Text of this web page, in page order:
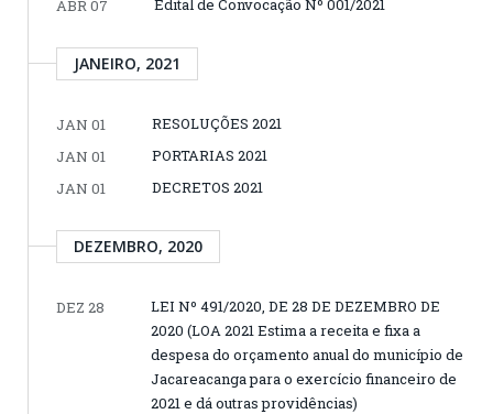
ABR 07 Edital de Convocação Nº 001/2021
JANEIRO, 2021
JAN 01
RESOLUÇÕES 2021
JAN 01
PORTARIAS 2021
JAN 01
DECRETOS 2021
DEZEMBRO, 2020
DEZ 28
LEI Nº 491/2020, DE 28 DE DEZEMBRO DE
2020 (LOA 2021 Estima a receita e fixa a
despesa do orçamento anual do município de
Jacareacanga para o exercício financeiro de
2021 e dá outras providências)